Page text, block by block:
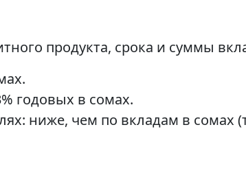
продукта, срока и суммы
годовых в сомах.
ниже, чем по вкладам в сомах